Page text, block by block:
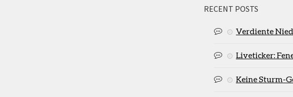
RECENT POSTS
Verdiente
Liveticker:
Keine Sturm-